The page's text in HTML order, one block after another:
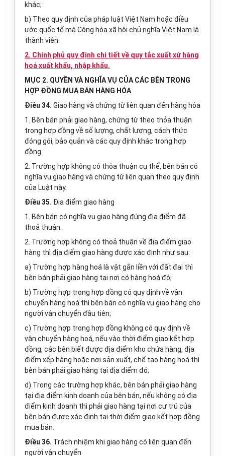
khác;
b) Theo quy định của pháp luật Việt Nam hoặc điều
ước quốc tế mà Cộng hòa xã hội chủ nghĩa Việt Nam là
thành viên.
2. Chính phủ quy định chi tiết về quy tắc xuất xứ hàng
hoá xuất khẩu, nhập khẩu.
MỤC 2. QUYỀN VÀ NGHĨA VỤ CỦA CÁC BÊN TRONG
HỢP ĐỒNG MUA BÁN HÀNG HÓA
Điều 34. Giao hàng và chứng từ liên quan đến hàng hóa
1. Bên bán phải giao hàng, chứng từ theo thỏa thuận
trong hợp đồng về số lượng, chất lượng, cách thức
đóng gói, bảo quản và các quy định khác trong hợp
đồng.
2. Trường hợp không có thỏa thuận cụ thể, bên bán có
nghĩa vụ giao hàng và chứng từ liên quan theo quy định
của Luật này.
Điều 35. Địa điểm giao hàng
1. Bên bán có nghĩa vụ giao hàng đúng địa điểm đã
thoả thuận.
2. Trường hợp không có thoả thuận về địa điểm giao
hàng thì địa điểm giao hàng được xác định như sau:
a) Trường hợp hàng hoá là vật gắn liền với đất đai thì
bên bán phải giao hàng tại nơi có hàng hoá đó;
b) Trường hợp trong hợp đồng có quy định về vận
chuyển hàng hoá thì bên bán có nghĩa vụ giao hàng cho
người vận chuyển đầu tiên;
c) Trường hợp trong hợp đồng không có quy định về
vận chuyển hàng hoá, nếu vào thời điểm giao kết hợp
đồng, các bên biết được địa điểm kho chứa hàng, địa
điểm xếp hàng hoặc nơi sản xuất, chế tạo hàng hoá thì
bên bán phải giao hàng tại địa điểm đó;
d) Trong các trường hợp khác, bên bán phải giao hàng
tại địa điểm kinh doanh của bên bán, nếu không có địa
điểm kinh doanh thì phải giao hàng tại nơi cư trú của
bên bán được xác định tại thời điểm giao kết hợp đồng
mua bán.
Điều 36. Trách nhiệm khi giao hàng có liên quan đến
người vận chuyển